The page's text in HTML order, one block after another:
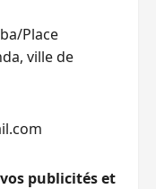
Place
ville de
publicités et